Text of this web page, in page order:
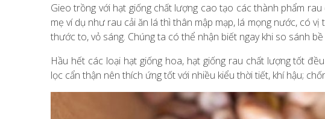
Gieo trồng với hạt giống chất lượng cao tạo các thành phẩm
mẹ ví dụ như rau cải ăn lá thì thân mập mạp, lá mọng nước, có
thước to, vỏ sáng. Chúng ta có thể nhận biết ngay khi so sánh
Hầu hết các loại hạt giống hoa, hạt giống rau chất lượng tốt
lọc cẩn thận nên thích ứng tốt với nhiều kiểu thời tiết, khí hậu;